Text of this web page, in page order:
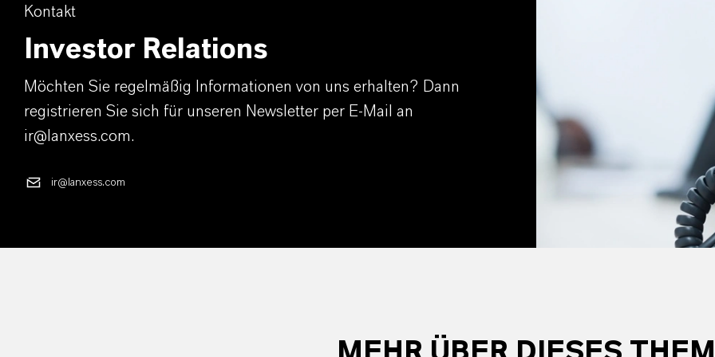
Kontakt
Investor Relations
Möchten Sie regelmäßig Informationen von uns erhalten? Dann
registrieren Sie sich für unseren Newsletter per E-Mail an
ir@lanxess.com.
ir@lanxess.com